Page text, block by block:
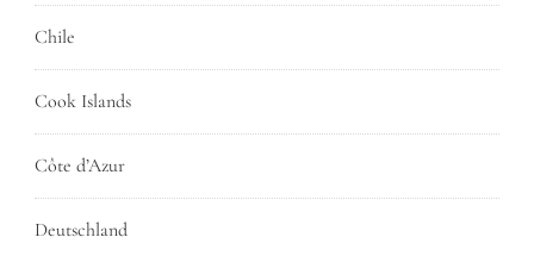
Chile
Cook Islands
Côte d’Azur
Deutschland